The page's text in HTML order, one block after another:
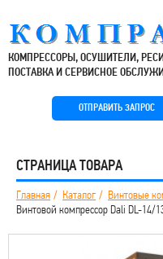
КОМПРЕССОРЫ, ОСУШИТЕЛИ,
ПОСТАВКА И СЕРВИСНОЕ
ОТПРАВИТЬ ЗАПРОС
СТРАНИЦА ТОВАРА
Главная Каталог
Винтовые
Винтовой компрессор Dali DL-14/